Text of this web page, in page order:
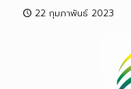
22 กุมภาพันธ์ 2023